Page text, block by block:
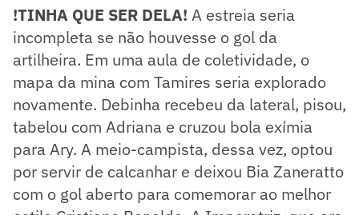
!TINHA QUE SER DELA! A estreia seria
incompleta se não houvesse o gol da
artilheira. Em uma aula de coletividade, o
mapa da mina com Tamires seria explorado
novamente. Debinha recebeu da lateral, pisou,
tabelou com Adriana e cruzou bola exímia
para Ary. A meio-campista, dessa vez, optou
por servir de calcanhar e deixou Bia Zaneratto
com o gol aberto para comemorar ao melhor